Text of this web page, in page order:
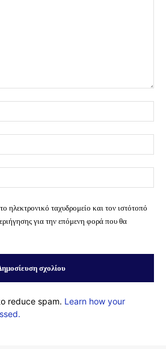
ηλεκτρονικό ταχυδρομείο και τον ιστότοπό
για την επόμενη φορά που θα
reduce spam. Learn how your